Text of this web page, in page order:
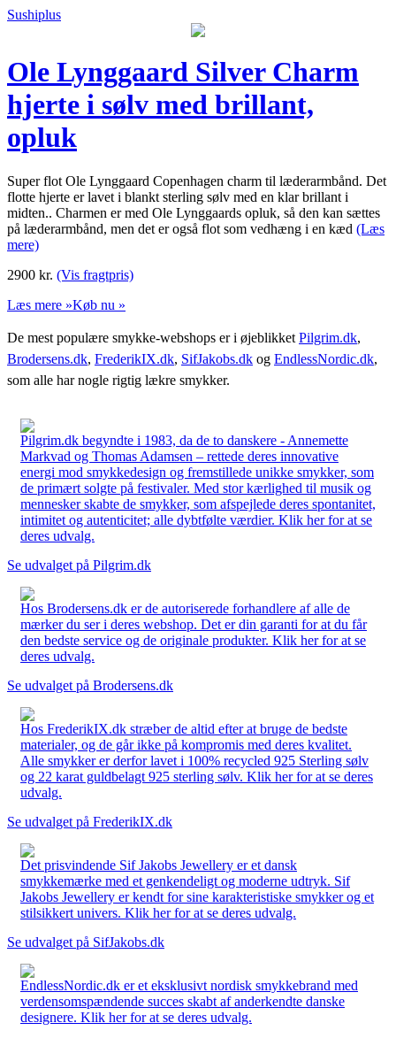
Sushiplus
Ole Lynggaard Silver Charm
hjerte i sølv med brillant,
opluk
Super flot Ole Lynggaard Copenhagen charm til læderarmbånd. Det
flotte hjerte er lavet i blankt sterling sølv med en klar brillant i
midten.. Charmen er med Ole Lynggaards opluk, så den kan sættes
på læderarmbånd, men det er også flot som vedhæng i en kæd (Læs
mere)
2900 kr. (Vis fragtpris)
Læs mere »Køb nu »
De mest populære smykke-webshops er i øjeblikket Pilgrim.dk,
Brodersens.dk, FrederikIX.dk, SifJakobs.dk og EndlessNordic.dk,
som alle har nogle rigtig lækre smykker.
Pilgrim.dk begyndte i 1983, da de to danskere - Annemette
Markvad og Thomas Adamsen – rettede deres innovative
energi mod smykkedesign og fremstillede unikke smykker, som
de primært solgte på festivaler. Med stor kærlighed til musik og
mennesker skabte de smykker, som afspejlede deres spontanitet,
intimitet og autenticitet; alle dybtfølte værdier. Klik her for at se
deres udvalg.
Se udvalget på Pilgrim.dk
Hos Brodersens.dk er de autoriserede forhandlere af alle de
mærker du ser i deres webshop. Det er din garanti for at du får
den bedste service og de originale produkter. Klik her for at se
deres udvalg.
Se udvalget på Brodersens.dk
Hos FrederikIX.dk stræber de altid efter at bruge de bedste
materialer, og de går ikke på kompromis med deres kvalitet.
Alle smykker er derfor lavet i 100% recycled 925 Sterling sølv
og 22 karat guldbelagt 925 sterling sølv. Klik her for at se deres
udvalg.
Se udvalget på FrederikIX.dk
Det prisvindende Sif Jakobs Jewellery er et dansk
smykkemærke med et genkendeligt og moderne udtryk. Sif
Jakobs Jewellery er kendt for sine karakteristiske smykker og et
stilsikkert univers. Klik her for at se deres udvalg.
Se udvalget på SifJakobs.dk
EndlessNordic.dk er et eksklusivt nordisk smykkebrand med
verdensomspændende succes skabt af anderkendte danske
designere. Klik her for at se deres udvalg.